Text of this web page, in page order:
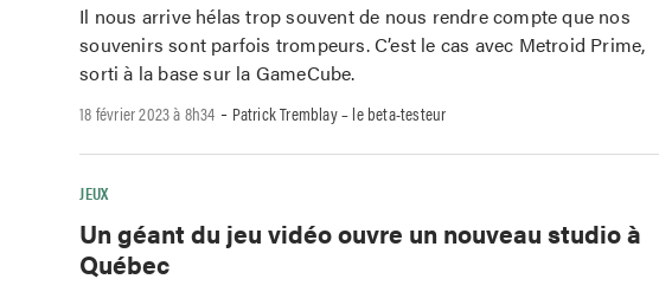
Il nous arrive hélas trop souvent de nous rendre compte que nos
souvenirs sont parfois trompeurs. C’est le cas avec Metroid Prime,
sorti à la base sur la GameCube.
18 février 2023 à 8h34 - Patrick Tremblay – le beta-testeur
JEUX
Un géant du jeu vidéo ouvre un nouveau studio à
Québec